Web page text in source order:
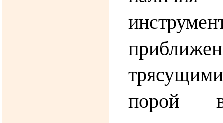
порой